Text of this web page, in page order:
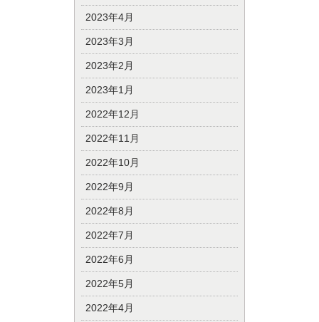
2023年4月
2023年3月
2023年2月
2023年1月
2022年12月
2022年11月
2022年10月
2022年9月
2022年8月
2022年7月
2022年6月
2022年5月
2022年4月